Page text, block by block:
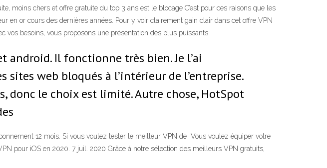
moins chers et offre gratuite du top 3 ans est le blocage C’est pour ces raisons que les
en or cours des dernières années. Pour y voir clairement gain clair dans cet offre VPN
vos besoins, vous proposons une présentation des plus puissants
android. Il fonctionne très bien. Je l’ai
web bloqués à l’intérieur de l’entreprise.
donc le choix est limité. Autre chose, HotSpot
12 mois. Si vous voulez tester le meilleur VPN de Vous voulez équiper votre
pour iOS en 2020. 7 juil. 2020 Grâce à notre sélection des meilleurs VPN gratuits,